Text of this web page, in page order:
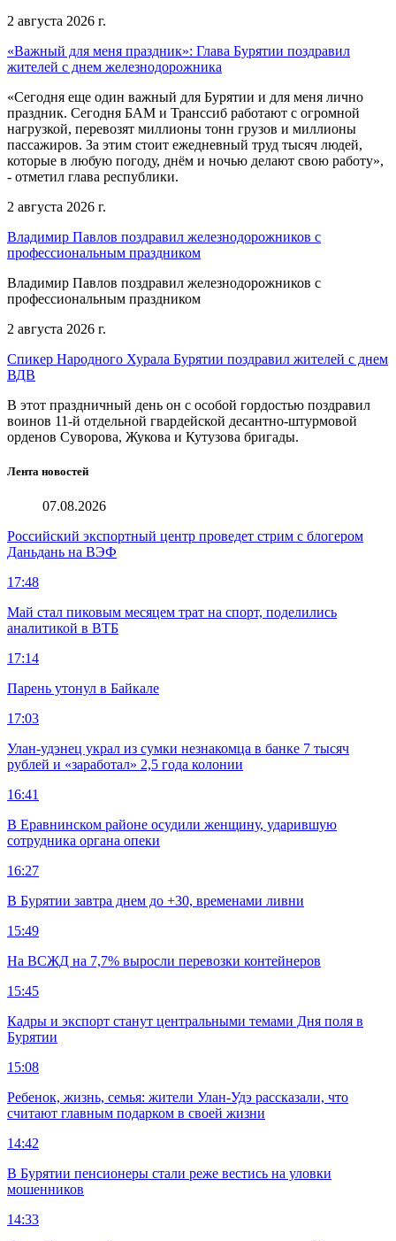
2 августа 2026 г.
«Важный для меня праздник»: Глава Бурятии поздравил
жителей с днем железнодорожника
«Сегодня еще один важный для Бурятии и для меня лично
праздник. Сегодня БАМ и Транссиб работают с огромной
нагрузкой, перевозят миллионы тонн грузов и миллионы
пассажиров. За этим стоит ежедневный труд тысяч людей,
которые в любую погоду, днём и ночью делают свою работу»,
- отметил глава республики.
2 августа 2026 г.
Владимир Павлов поздравил железнодорожников с
профессиональным праздником
Владимир Павлов поздравил железнодорожников с
профессиональным праздником
2 августа 2026 г.
Спикер Народного Хурала Бурятии поздравил жителей с днем
ВДВ
В этот праздничный день он с особой гордостью поздравил
воинов 11-й отдельной гвардейской десантно-штурмовой
орденов Суворова, Жукова и Кутузова бригады.
Лента новостей
07.08.2026
Российский экспортный центр проведет стрим с блогером
Даньдань на ВЭФ
17:48
Май стал пиковым месяцем трат на спорт, поделились
аналитикой в ВТБ
17:14
Парень утонул в Байкале
17:03
Улан-удэнец украл из сумки незнакомца в банке 7 тысяч
рублей и «заработал» 2,5 года колонии
16:41
В Еравнинском районе осудили женщину, ударившую
сотрудника органа опеки
16:27
В Бурятии завтра днем до +30, временами ливни
15:49
На ВСЖД на 7,7% выросли перевозки контейнеров
15:45
Кадры и экспорт станут центральными темами Дня поля в
Бурятии
15:08
Ребенок, жизнь, семья: жители Улан-Удэ рассказали, что
считают главным подарком в своей жизни
14:42
В Бурятии пенсионеры стали реже вестись на уловки
мошенников
14:33